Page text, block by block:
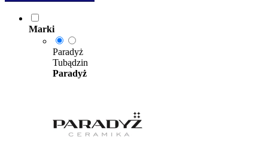
Marki
Paradyż
Tubądzin
Paradyż